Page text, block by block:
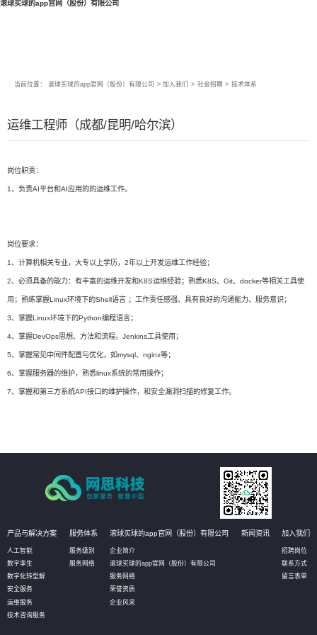
滚球买球的app官网（股份）有限公司
当前位置： 滚球买球的app官网（股份）有限公司 > 加入我们 > 社会招聘 > 技术体系
运维工程师（成都/昆明/哈尔滨）
岗位职责：
1、负责AI平台和AI应用的的运维工作。
岗位要求：
1、计算机相关专业，大专以上学历，2年以上开发运维工作经验；
2、必须具备的能力：有丰富的运维开发和K8S运维经验；熟悉K8S、Git、docker等相关工具使
用；熟练掌握Linux环境下的Shell语言 ；工作责任感强、具有良好的沟通能力、服务意识；
3、掌握Linux环境下的Python编程语言；
4、掌握DevOps思想、方法和流程。Jenkins工具使用；
5、掌握常见中间件配置与优化，如mysql、nginx等；
6、掌握服务器的维护，熟悉linux系统的常用操作；
7、掌握和第三方系统API接口的维护操作，和安全漏洞扫描的修复工作。
产品与解决方案
人工智能
数字孪生
数字化转型解
安全服务
运维服务
技术咨询服务
服务体系
服务级别
服务网络
滚球买球的app官网（股份）有限公司
企业简介
滚球买球的app官网（股份）有限公司
服务网络
荣誉资质
企业风采
新闻资讯 加入我们
招聘岗位
联系方式
留言表单